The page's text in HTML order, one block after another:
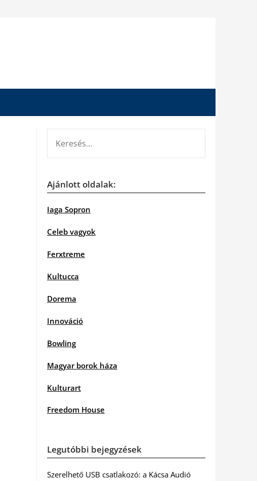
Ajánlott oldalak:
Iaga Sopron
Celeb vagyok
Ferxtreme
Kultucca
Dorema
Innováció
Bowling
Magyar borok háza
Kulturart
Freedom House
Legutóbbi bejegyzések
Szerelhető USB csatlakozó: a Kácsa Audió